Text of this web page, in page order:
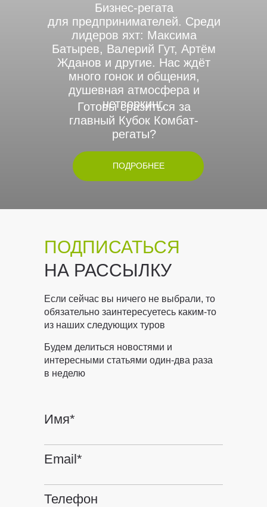
Бизнес-регата
для предпринимателей. Среди
лидеров яхт: Максима
Батырев, Валерий Гут, Артём
Жданов и другие. Нас ждёт
много гонок и общения,
душевная атмосфера и
нетворкинг.
Готовы сразиться за
главный Кубок Комбат-
регаты?
ПОДРОБНЕЕ
ПОДПИСАТЬСЯ
НА РАССЫЛКУ
Если сейчас вы ничего не выбрали, то
обязательно заинтересуетесь каким-то
из наших следующих туров
Имя*
Email*
Телефон
Будем делиться новостями и
интересными статьями один-два раза
в неделю